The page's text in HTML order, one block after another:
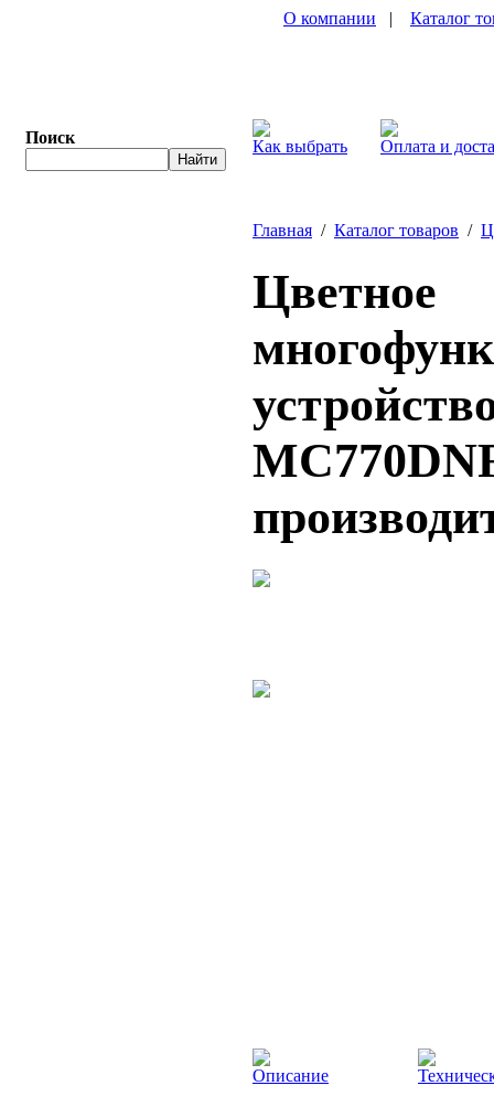
Поиск
О компании | Каталог
Как выбрать Оплата и
Главная / Каталог товаров /
Цветное
Описание